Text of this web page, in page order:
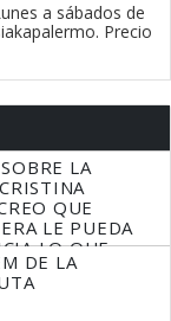
a sábados de
Precio
LA
QUE
LE PUEDA
LO QUE
DE LA